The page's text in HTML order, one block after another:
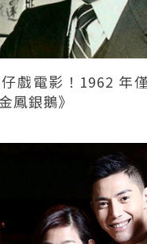
戲電影！1962 年
鳳銀鵝》